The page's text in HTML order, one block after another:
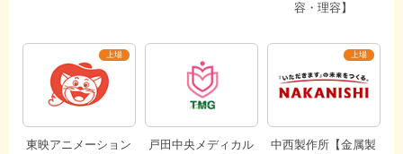
容・理容】
東映アニメーション
戸田中央メディカル
中西製作所【金属製